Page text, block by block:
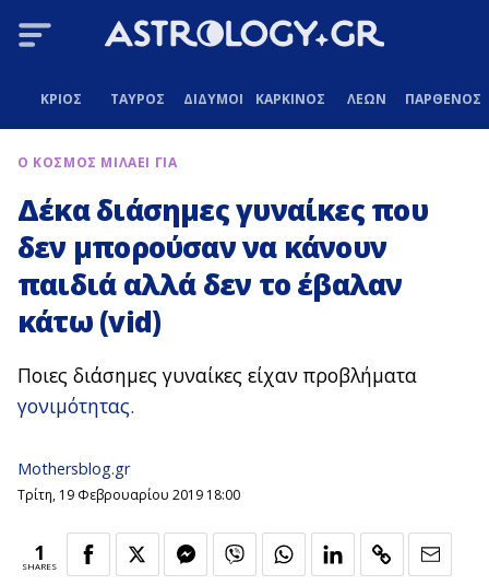
ΚΡΙΟΣ ΤΑΥΡΟΣ ΔΙΔΥΜΟΙ ΚΑΡΚΙΝΟΣ ΛΕΩΝ ΠΑΡΘΕΝΟΣ
Ο ΚΟΣΜΟΣ ΜΙΛΑΕΙ ΓΙΑ
Δέκα διάσημες γυναίκες που
δεν μπορούσαν να κάνουν
παιδιά αλλά δεν το έβαλαν
κάτω (vid)
Ποιες διάσημες γυναίκες είχαν προβλήματα
γονιμότητας.
Mothersblog.gr
Τρίτη, 19 Φεβρουαρίου 2019 18:00
1
SHARES